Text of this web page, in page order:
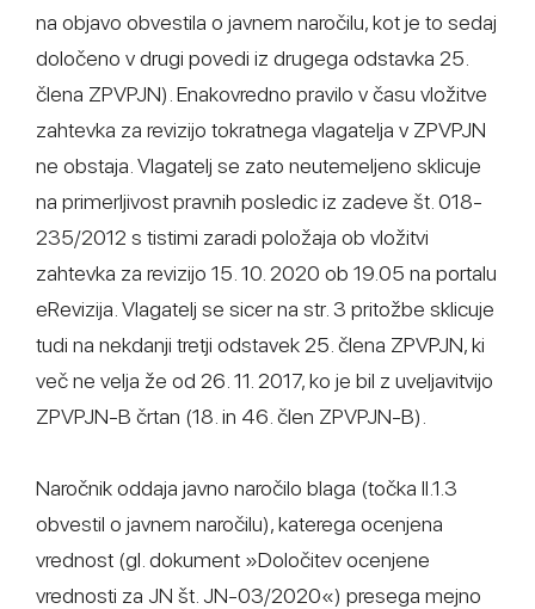
na objavo obvestila o javnem naročilu, kot je to sedaj
določeno v drugi povedi iz drugega odstavka 25.
člena ZPVPJN). Enakovredno pravilo v času vložitve
zahtevka za revizijo tokratnega vlagatelja v ZPVPJN
ne obstaja. Vlagatelj se zato neutemeljeno sklicuje
na primerljivost pravnih posledic iz zadeve št. 018-
235/2012 s tistimi zaradi položaja ob vložitvi
zahtevka za revizijo 15. 10. 2020 ob 19.05 na portalu
eRevizija. Vlagatelj se sicer na str. 3 pritožbe sklicuje
tudi na nekdanji tretji odstavek 25. člena ZPVPJN, ki
več ne velja že od 26. 11. 2017, ko je bil z uveljavitvijo
ZPVPJN-B črtan (18. in 46. člen ZPVPJN-B).
Naročnik oddaja javno naročilo blaga (točka II.1.3
obvestil o javnem naročilu), katerega ocenjena
vrednost (gl. dokument »Določitev ocenjene
vrednosti za JN št. JN-03/2020«) presega mejno